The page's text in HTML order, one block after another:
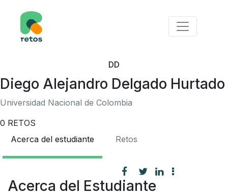
DD
Diego Alejandro Delgado Hurtado
Universidad Nacional de Colombia
0 RETOS
Acerca del estudiante
Retos
Acerca del Estudiante